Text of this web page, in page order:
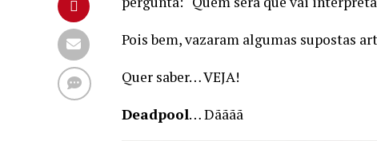
Pois bem, vazaram algumas supostas
Quer saber… VEJA!
Deadpool… Dãããã